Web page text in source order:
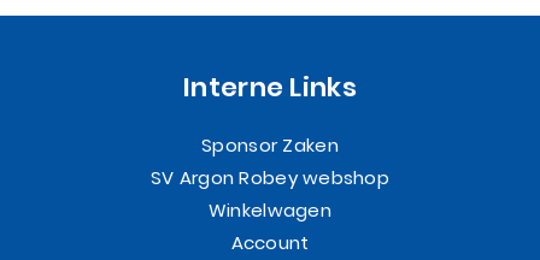
Interne Links
Sponsor Zaken
SV Argon Robey webshop
Winkelwagen
Account